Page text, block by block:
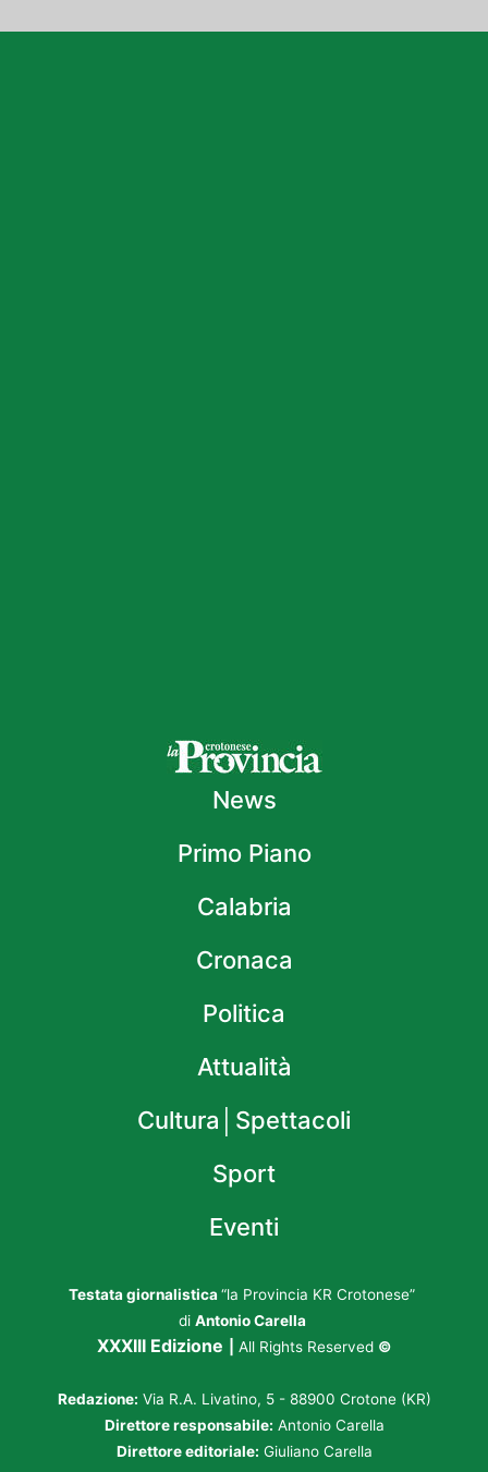
News
Primo Piano
Calabria
Cronaca
Politica
Attualità
Cultura│Spettacoli
Sport
Eventi
Testata giornalistica “la Provincia KR Crotonese”
di Antonio Carella
XXXIII Edizione All Rights Reserved ©
Redazione: Via R.A. Livatino, 5 - 88900 Crotone (KR)
Direttore responsabile: Antonio Carella
Direttore editoriale: Giuliano Carella